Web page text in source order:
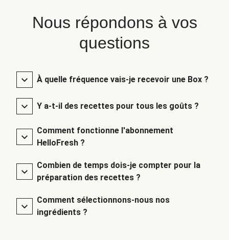
Nous répondons à vos
questions
À quelle fréquence vais-je recevoir une Box ?
Y a-t-il des recettes pour tous les goûts ?
Comment fonctionne l'abonnement
HelloFresh ?
Combien de temps dois-je compter pour la
préparation des recettes ?
Comment sélectionnons-nous nos
ingrédients ?